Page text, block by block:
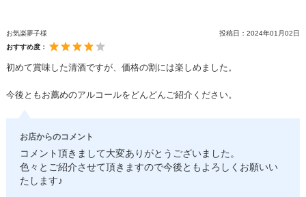
お気楽夢子様 投稿日： 2024年01月02日
おすすめ度：
初めて賞味した清酒ですが、価格の割には楽しめました。
今後ともお薦めのアルコールをどんどんご紹介ください。
お店からのコメント
コメント頂きまして大変ありがとうございました。
色々とご紹介させて頂きますので今後ともよろしくお願いい
たします♪